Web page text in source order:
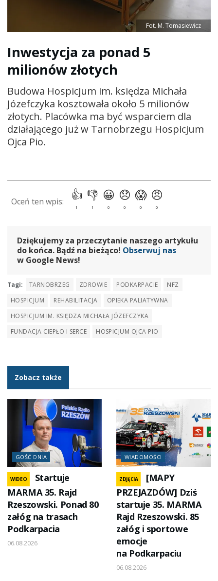
Fot. M. Tomasiewicz
Inwestycja za ponad 5
milionów złotych
Budowa Hospicjum im. księdza Michała
Józefczyka kosztowała około 5 milionów
złotych. Placówka ma być wsparciem dla
działającego już w Tarnobrzegu Hospicjum
Ojca Pio.
Dziękujemy za przeczytanie naszego artykułu
do końca. Bądź na bieżąco! Obserwuj nas
w Google News!
Tagi: TARNOBRZEG ZDROWIE PODKARPACIE
NFZ
HOSPICJUM
REHABILITACJA
OPIEKA PALIATYWNA
HOSPICJUM IM. KSIĘDZA MICHAŁA JÓZEFCZYKA
FUNDACJA CIEPŁO I SERCE
HOSPICJUM OJCA PIO
Zobacz także
GOŚĆ DNIA
WIDEO
Startuje
MARMA 35. Rajd
Rzeszowski. Ponad 80
załóg na trasach
Podkarpacia
06.08.2026
WIADOMOŚCI
ZDJĘCIA
[MAPY
PRZEJAZDÓW] Dziś
startuje 35. MARMA
Rajd Rzeszowski. 85
załóg i sportowe
emocje
na Podkarpaciu
06.08.2026